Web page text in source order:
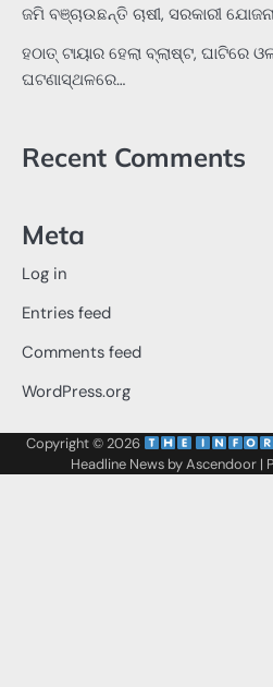
ଜମି ବଞ୍ଚାଉଛନ୍ତି ଚାଷୀ, ସରକାରୀ
ହଠାତ୍‌ ଟାୟାର ହେଲା ବ୍ଲାଷ୍ଟ, ଘାଟିରେ
ଘଟଣାସ୍ଥଳରେ…
Recent Comments
Meta
Log in
Entries feed
Comments feed
WordPress.org
Copyright © 2026
Headline News byAscendoor|